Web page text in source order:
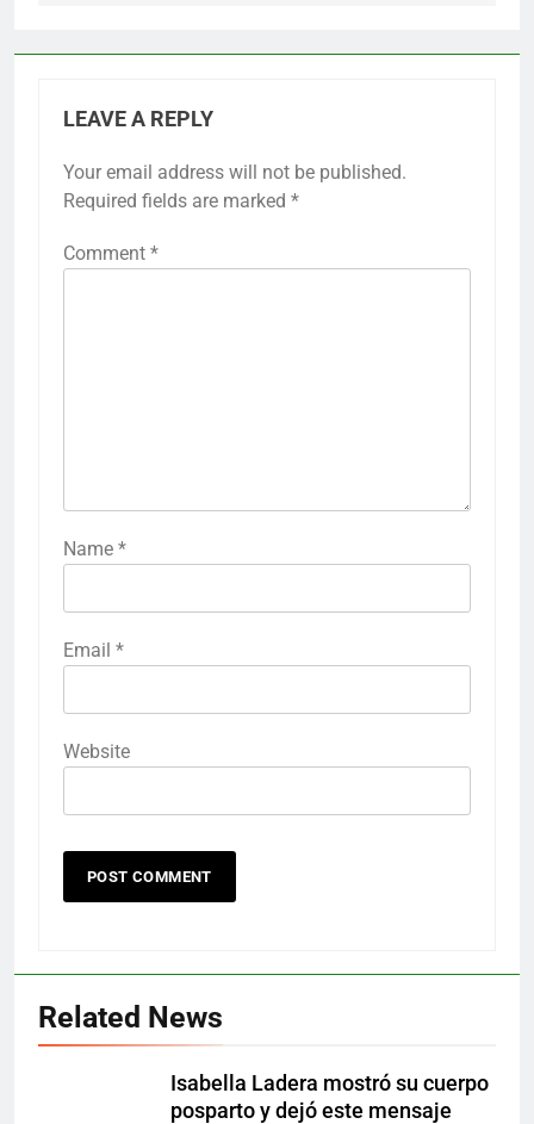
LEAVE A REPLY
Your email address will not be published.
Required fields are marked *
Comment *
Name *
Email *
Website
Related News
Isabella Ladera mostró su cuerpo
posparto y dejó este mensaje